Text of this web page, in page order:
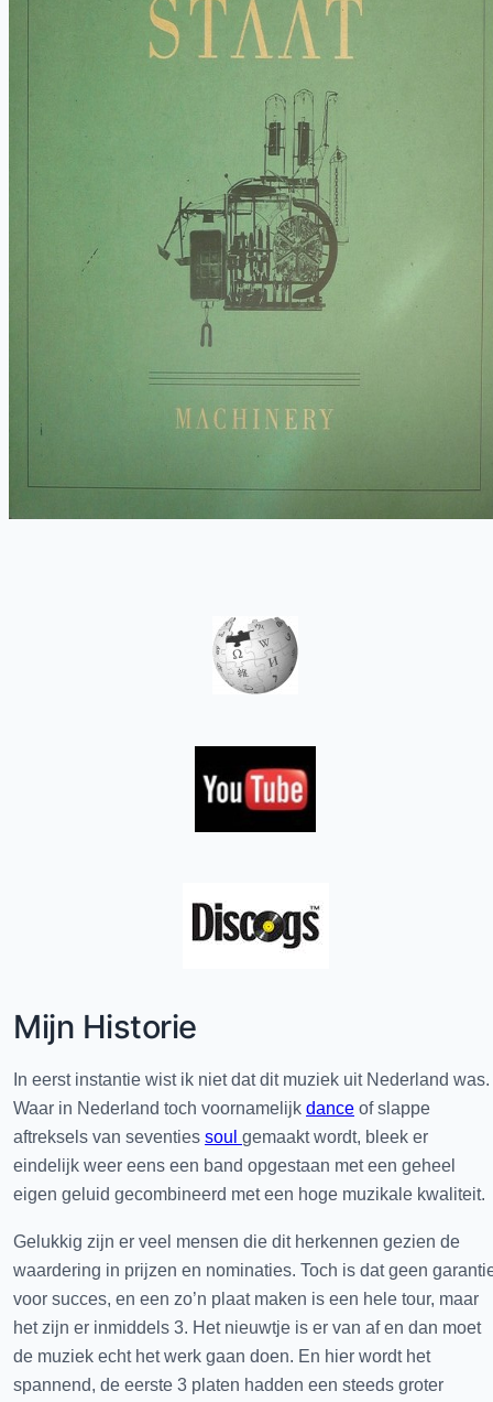
Mijn Historie
In eerst instantie wist ik niet dat dit muziek uit Nederland was.
Waar in Nederland toch voornamelijk dance of slappe
aftreksels van seventies soul gemaakt wordt, bleek er
eindelijk weer eens een band opgestaan met een geheel
eigen geluid gecombineerd met een hoge muzikale kwaliteit.
Gelukkig zijn er veel mensen die dit herkennen gezien de
waardering in prijzen en nominaties. Toch is dat geen
voor succes, en een zo’n plaat maken is een hele tour, maar
het zijn er inmiddels 3. Het nieuwtje is er van af en dan moet
de muziek echt het werk gaan doen. En hier wordt het
spannend, de eerste 3 platen hadden een steeds groter